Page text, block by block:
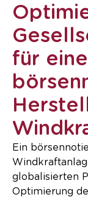
für
Ein
globalisierten
Optimierung